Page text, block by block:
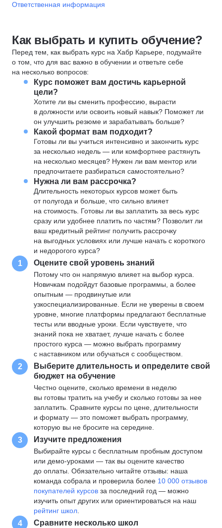
Ответственная информация
Как выбрать и купить обучение?
Перед тем, как выбрать курс на Хабр Карьере, подумайте
о том, что для вас важно в обучении и ответьте себе
на несколько вопросов:
Курс поможет вам достичь карьерной
цели?
Хотите ли вы сменить профессию, вырасти
в должности или освоить новый навык? Поможет ли
он улучшить резюме и зарабатывать больше?
Какой формат вам подходит?
Готовы ли вы учиться интенсивно и закончить курс
за несколько недель — или комфортнее растянуть
на несколько месяцев? Нужен ли вам ментор или
предпочитаете разбираться самостоятельно?
Нужна ли вам рассрочка?
Длительность некоторых курсов может быть
от полугода и больше, что сильно влияет
на стоимость. Готовы ли вы заплатить за весь курс
сразу или удобнее платить по частям? Позволит ли
ваш кредитный рейтинг получить рассрочку
на выгодных условиях или лучше начать с короткого
и недорогого курса?
1 Оцените свой уровень знаний
Потому что он напрямую влияет на выбор курса.
Новичкам подойдут базовые программы, а более
опытным — продвинутые или
узкоспециализированные. Если не уверены в своем
уровне, многие платформы предлагают бесплатные
тесты или вводные уроки. Если чувствуете, что
знаний пока не хватает, лучше начать с более
простого курса — можно выбрать программу
с наставником или обучаться с сообществом.
2
Выберите длительность и определите свой
бюджет на обучение
Честно оцените, сколько времени в неделю
вы готовы тратить на учебу и сколько готовы за нее
заплатить. Сравните курсы по цене, длительности
и формату — это поможет выбрать программу,
которую вы не бросите на середине.
3 Изучите предложения
Выбирайте курсы с бесплатным пробным доступом
или демо-уроками — так вы оцените качество
до оплаты. Обязательно читайте отзывы: наша
команда собрала и проверила более 10 000 отзывов
покупателей курсов за последний год — можно
изучить опыт других или ориентироваться на наш
рейтинг школ
4 Сравните несколько школ